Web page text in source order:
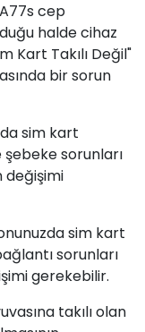
cep
halde cihaz
Kart Takılı Değil"
bir sorun
sim kart
şebeke sorunları
değişimi
sim kart
sorunları
gerekebilir.
takılı olan